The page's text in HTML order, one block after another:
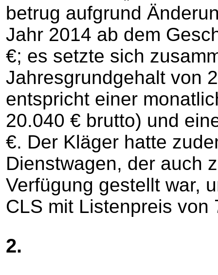
betrug aufgrund
Jahr 2014 ab dem
€; es setzte sich
Jahresgrundgehalt von
entspricht einer
20.040 € brutto) und
€. Der Kläger hatte
Dienstwagen, der auch
Verfügung gestellt war,
CLS mit Listenpreis von
2.